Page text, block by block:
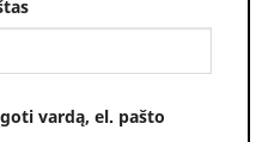
vardą, el. pašto